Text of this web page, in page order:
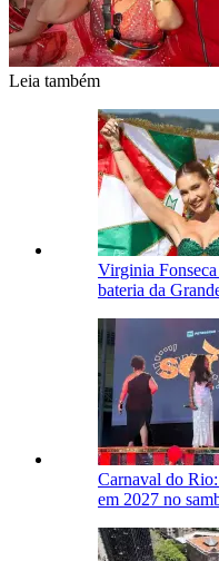
Leia também
Virginia
bateria da
Carnaval do
em 2027 no